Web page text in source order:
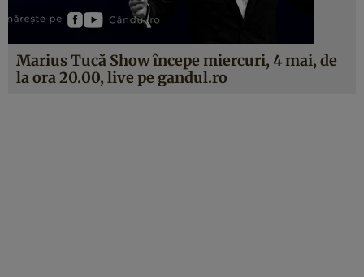
Marius Tucă Show începe miercuri, 4 mai, de
la ora 20.00, live pe gandul.ro